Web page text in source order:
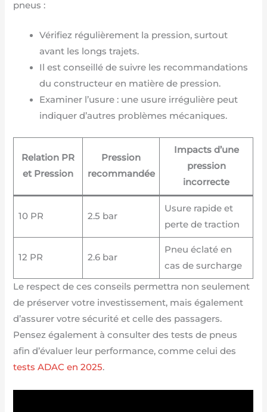
pneus :
Vérifiez régulièrement la pression, surtout
avant les longs trajets.
Il est conseillé de suivre les recommandations
du constructeur en matière de pression.
Examiner l’usure : une usure irrégulière peut
indiquer d’autres problèmes mécaniques.
Relation PR
et Pression
Pression
recommandée
Impacts d’une
pression
incorrecte
10 PR 2.5 bar
Usure rapide et
perte de traction
12 PR 2.6 bar
Pneu éclaté en
cas de surcharge
Le respect de ces conseils permettra non seulement
de préserver votre investissement, mais également
d’assurer votre sécurité et celle des passagers.
Pensez également à consulter des tests de pneus
afin d’évaluer leur performance, comme celui des
tests ADAC en 2025.